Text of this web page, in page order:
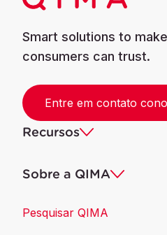
Smart solutions to
consumers can trust.
Entre em contato
Recursos
Sobre a QIMA
Pesquisar QIMA